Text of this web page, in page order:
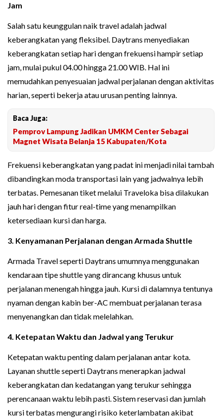
Jam
Salah satu keunggulan naik travel adalah jadwal
keberangkatan yang fleksibel. Daytrans menyediakan
keberangkatan setiap hari dengan frekuensi hampir setiap
jam, mulai pukul 04.00 hingga 21.00 WIB. Hal ini
memudahkan penyesuaian jadwal perjalanan dengan aktivitas
harian, seperti bekerja atau urusan penting lainnya.
Baca Juga:
Pemprov Lampung Jadikan UMKM Center Sebagai
Magnet Wisata Belanja 15 Kabupaten/Kota
Frekuensi keberangkatan yang padat ini menjadi nilai tambah
dibandingkan moda transportasi lain yang jadwalnya lebih
terbatas. Pemesanan tiket melalui Traveloka bisa dilakukan
jauh hari dengan fitur real-time yang menampilkan
ketersediaan kursi dan harga.
3. Kenyamanan Perjalanan dengan Armada Shuttle
Armada Travel seperti Daytrans umumnya menggunakan
kendaraan tipe shuttle yang dirancang khusus untuk
perjalanan menengah hingga jauh. Kursi di dalamnya tentunya
nyaman dengan kabin ber-AC membuat perjalanan terasa
menyenangkan dan tidak melelahkan.
4. Ketepatan Waktu dan Jadwal yang Terukur
Ketepatan waktu penting dalam perjalanan antar kota.
Layanan shuttle seperti Daytrans menerapkan jadwal
keberangkatan dan kedatangan yang terukur sehingga
perencanaan waktu lebih pasti. Sistem reservasi dan jumlah
kursi terbatas mengurangi risiko keterlambatan akibat